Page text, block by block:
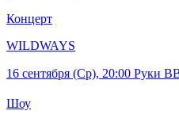
Концерт
WILDWAYS
16 сентября (Ср), 20:00 Руки
Шоу